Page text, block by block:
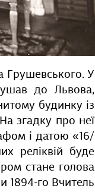
Грушевського. У
до Львова,
будинку із
згадку про неї
і датою «16/
реліквій буде
стане голова
1894-го Вчитель